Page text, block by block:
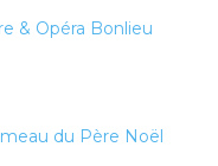
& Opéra Bonlieu
du Père Noël